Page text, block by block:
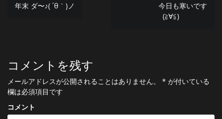
投
ビ
ゲ
ー
シ
年末 ダ〜♪( ´θ｀)ノ
今日も寒いです
(≧∀≦)
コメントを残す
メールアドレスが公開されることはありません。 * が付いている
欄は必須項目です
コメント